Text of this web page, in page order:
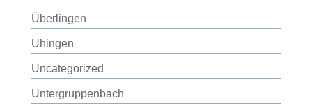
Überlingen
Uhingen
Uncategorized
Untergruppenbach